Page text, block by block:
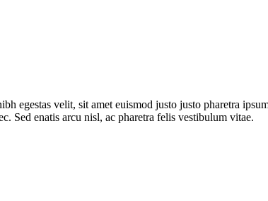
egestas velit, sit amet euismod justo justo pharetra
Sed enatis arcu nisl, ac pharetra felis vestibulum vitae.